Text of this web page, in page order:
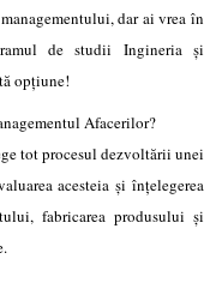
dar ai vrea în
de studii Ingineria și
opțiune!
Afacerilor?
tot procesul dezvoltării unei
acesteia și înțelegerea
fabricarea produsului și